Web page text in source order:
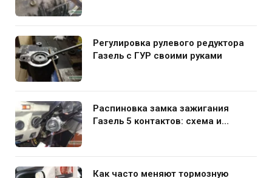
Регулировка рулевого редуктора
Газель с ГУР своими руками
Распиновка замка зажигания
Газель 5 контактов: схема и
Как часто меняют тормозную